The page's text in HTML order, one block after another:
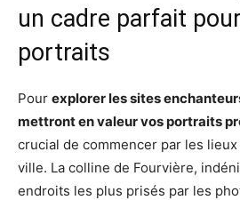
un cadre parfait
portraits
Pour explorer les sites
mettront en valeur vos portraits
crucial de commencer par les
ville. La colline de Fourvière,
endroits les plus prisés par les